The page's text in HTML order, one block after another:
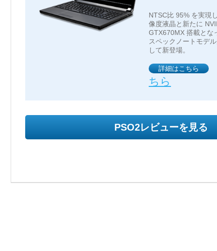
NTSC比 95% を実現
像度液晶と新たに
GTX670MX 搭載とな
スペックノートモデ
して新登場。
詳細はこちら
ちら
PSO2レビューを見る